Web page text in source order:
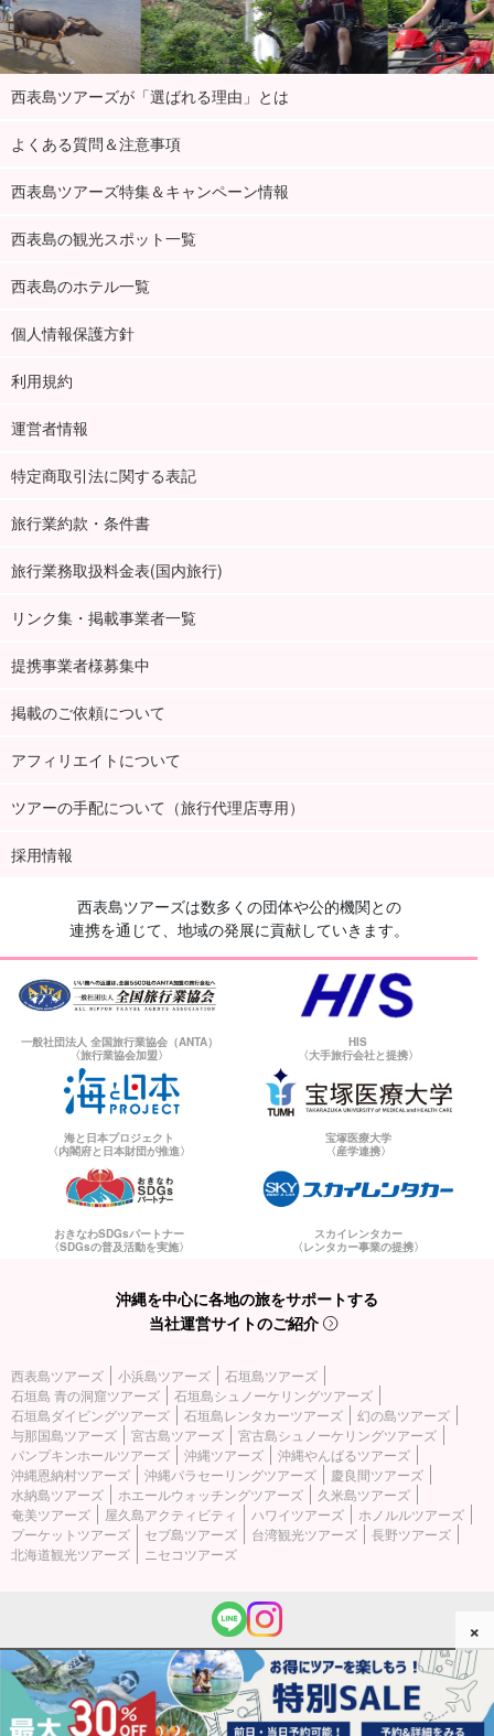
西表島ツアーズが「選ばれる理由」とは
よくある質問＆注意事項
西表島ツアーズ特集＆キャンペーン情報
西表島の観光スポット一覧
西表島のホテル一覧
個人情報保護方針
利用規約
運営者情報
特定商取引法に関する表記
旅行業約款・条件書
旅行業務取扱料金表(国内旅行)
リンク集・掲載事業者一覧
提携事業者様募集中
掲載のご依頼について
アフィリエイトについて
ツアーの手配について（旅行代理店専用）
採用情報
西表島ツアーズは数多くの団体や公的機関との
連携を通じて、地域の発展に貢献していきます。
一般社団法人 全国旅行業協会（ANTA）
〈旅行業協会加盟〉
HIS
〈大手旅行会社と提携〉
海と日本プロジェクト
〈内閣府と日本財団が推進〉
宝塚医療大学
〈産学連携〉
おきなわSDGsパートナー
〈SDGsの普及活動を実施〉
スカイレンタカー
〈レンタカー事業の提携〉
沖縄を中心に各地の旅をサポートする
当社運営サイトのご紹介
西表島ツアーズ 小浜島ツアーズ
石垣島ツアーズ
石垣島 青の洞窟ツアーズ
石垣島シュノーケリングツアーズ
石垣島ダイビングツアーズ
石垣島レンタカーツアーズ
幻の島ツアーズ
与那国島ツアーズ
宮古島ツアーズ
宮古島シュノーケリングツアーズ
パンプキンホールツアーズ
沖縄ツアーズ
沖縄やんばるツアーズ
沖縄恩納村ツアーズ
沖縄パラセーリングツアーズ
慶良間ツアーズ
水納島ツアーズ
ホエールウォッチングツアーズ
久米島ツアーズ
奄美ツアーズ
屋久島アクティビティ ハワイツアーズ
ホノルルツアーズ
プーケットツアーズ
セブ島ツアーズ 台湾観光ツアーズ
長野ツアーズ
北海道観光ツアーズ
ニセコツアーズ
(c) 2026 西表島ツアーズ All Rights Reserved.
×